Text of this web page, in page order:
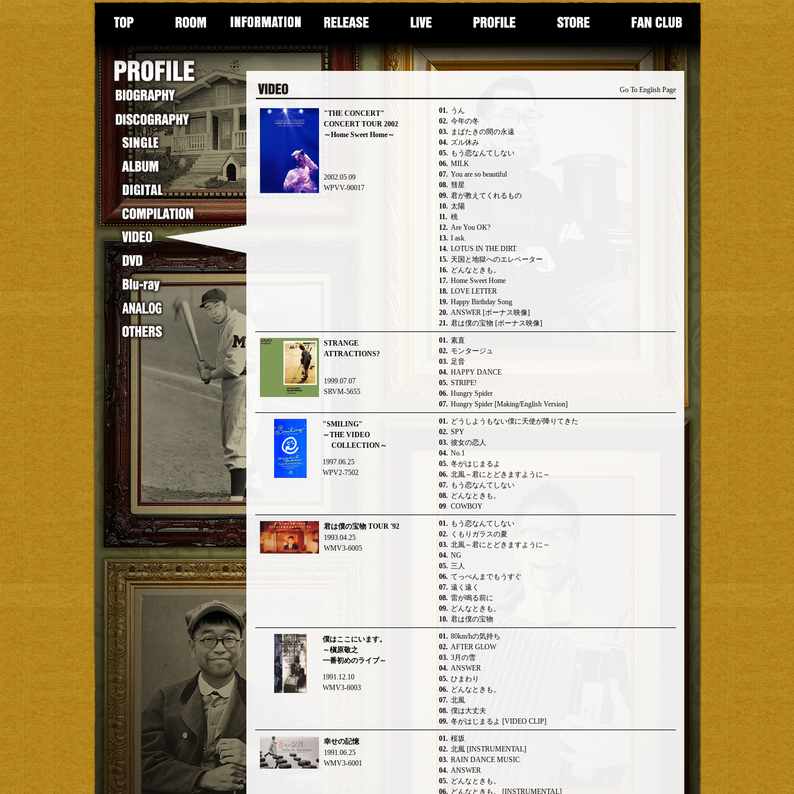
Go To English Page
"THE CONCERT"
CONCERT TOUR 2002
～Home Sweet Home～
2002.05.09
WPVV-90017
01. うん
02. 今年の冬
03. まばたきの間の永遠
04. ズル休み
05. もう恋なんてしない
06. MILK
07. You are so beautiful
08. 彗星
09. 君が教えてくれるもの
10. 太陽
11. 桃
12. Are You OK?
13. I ask.
14. LOTUS IN THE DIRT
15. 天国と地獄へのエレベーター
16. どんなときも。
17. Home Sweet Home
18. LOVE LETTER
19. Happy Birthday Song
20. ANSWER [ボーナス映像]
21. 君は僕の宝物 [ボーナス映像]
STRANGE
ATTRACTIONS?
1999.07.07
SRVM-5655
01. 素直
02. モンタージュ
03. 足音
04. HAPPY DANCE
05. STRIPE!
06. Hungry Spider
07. Hungry Spider [Making/English Version]
"SMILING"
～THE VIDEO
COLLECTION～
1997.06.25
WPV2-7502
01. どうしようもない僕に天使が降りてきた
02. SPY
03. 彼女の恋人
04. No.1
05. 冬がはじまるよ
06. 北風～君にとどきますように～
07. もう恋なんてしない
08. どんなときも。
09. COWBOY
君は僕の宝物 TOUR '92
1993.04.25
WMV3-6005
01. もう恋なんてしない
02. くもりガラスの夏
03. 北風～君にとどきますように～
04. NG
05. 三人
06. てっぺんまでもうすぐ
07. 遠く遠く
08. 雷が鳴る前に
09. どんなときも。
10. 君は僕の宝物
僕はここにいます。
～槇原敬之
一番初めのライブ～
1991.12.10
WMV3-6003
01. 80km/hの気持ち
02. AFTER GLOW
03. 3月の雪
04. ANSWER
05. ひまわり
06. どんなときも。
07. 北風
08. 僕は大丈夫
09. 冬がはじまるよ [VIDEO CLIP]
幸せの記憶
1991.06.25
WMV3-6001
01. 桜坂
02. 北風 [INSTRUMENTAL]
03. RAIN DANCE MUSIC
04. ANSWER
05. どんなときも。
06. どんなときも。 [INSTRUMENTAL]